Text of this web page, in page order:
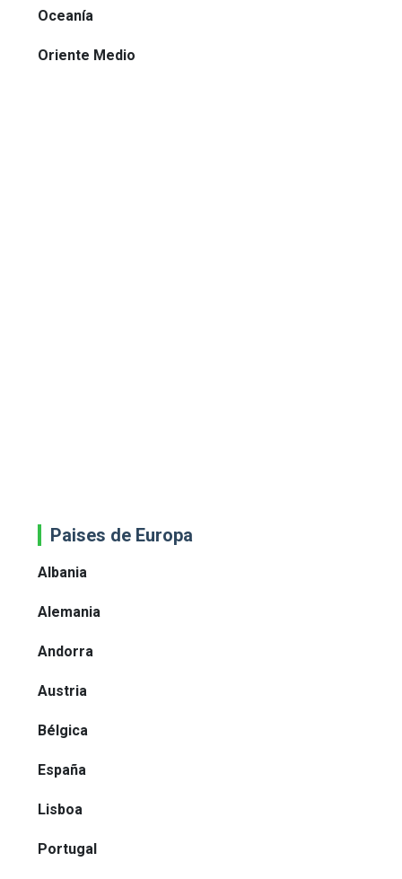
Oceanía
Oriente Medio
Paises de Europa
Albania
Alemania
Andorra
Austria
Bélgica
España
Lisboa
Portugal